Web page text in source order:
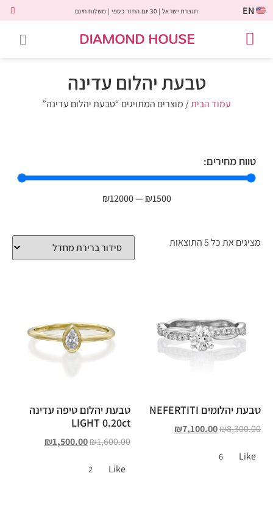
EN תוצרת ישראל | 30 יום החזר כספי | משלוח חינם
DIAMOND HOUSE
טבעת יהלום עדינה
עמוד הבית/ מוצרים המתויגים “טבעת יהלום עדינה”
טווח מחירים:
₪1500
—
₪12000
מציגים את כל ⁦5⁩ התוצאות
טבעת יהלומים NEFERTITI
₪8,300.00
₪7,100.00
Like
6
טבעת יהלום טיפה עדינה
LIGHT 0.20ct
₪1,600.00
₪1,500.00
Like
2